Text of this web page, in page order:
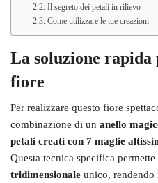
Il segreto dei petali in rilievo
Come utilizzare le tue creazioni
La soluzione
fiore
Per realizzare questo fiore
combinazione di un anello
petali creati con 7 maglie
Questa tecnica specifica
tridimensionale unico, rendendo